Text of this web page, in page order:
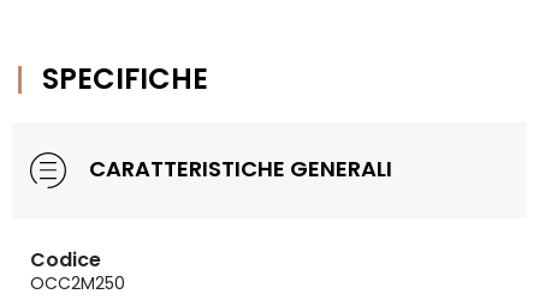
SPECIFICHE
CARATTERISTICHE GENERALI
Codice
OCC2M250